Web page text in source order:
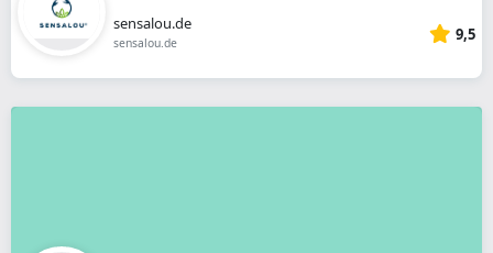
sensalou.de
sensalou.de 9,5